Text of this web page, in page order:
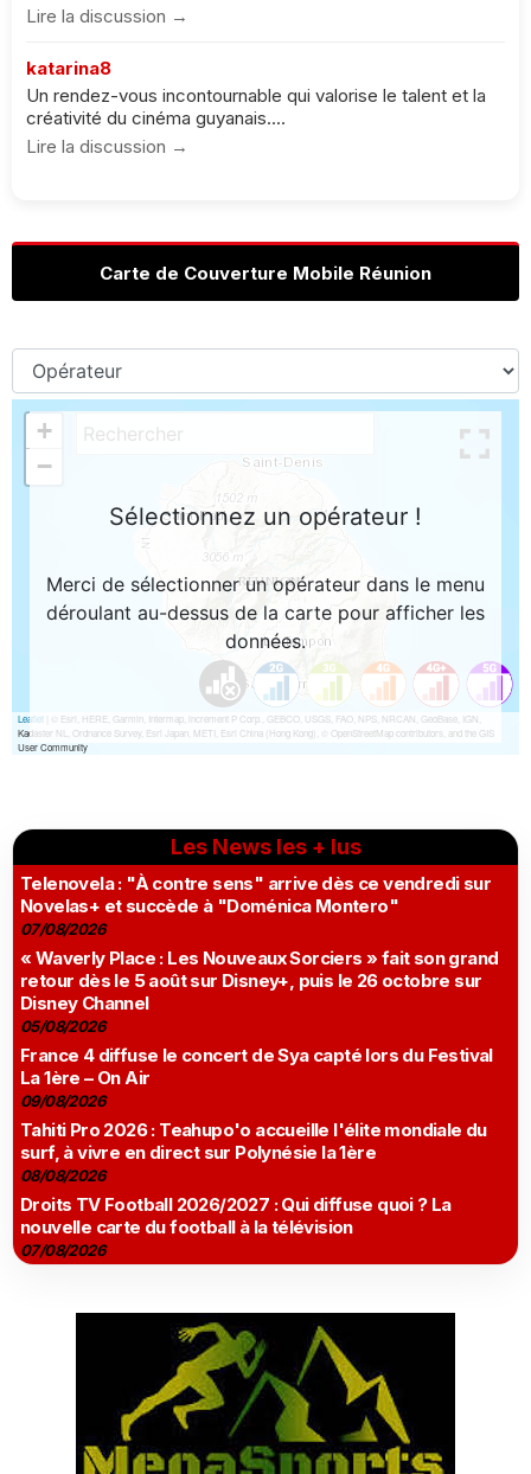
Lire la discussion →
katarina8
Un rendez-vous incontournable qui valorise le talent et la
créativité du cinéma guyanais....
Lire la discussion →
Carte de Couverture Mobile Réunion
Les News les + lus
Telenovela : "À contre sens" arrive dès ce vendredi sur
Novelas+ et succède à "Doménica Montero"
07/08/2026
« Waverly Place : Les Nouveaux Sorciers » fait son grand
retour dès le 5 août sur Disney+, puis le 26 octobre sur
Disney Channel
05/08/2026
France 4 diffuse le concert de Sya capté lors du Festival
La 1ère – On Air
09/08/2026
Tahiti Pro 2026 : Teahupo'o accueille l'élite mondiale du
surf, à vivre en direct sur Polynésie la 1ère
08/08/2026
Droits TV Football 2026/2027 : Qui diffuse quoi ? La
nouvelle carte du football à la télévision
07/08/2026